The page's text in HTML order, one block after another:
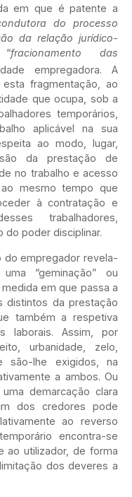
em que é patente a
do processo
da relação jurídico-
fracionamento das
empregadora. A
fragmentação, ao
que ocupa, sob a
temporários,
aplicável na sua
ao modo, lugar,
da prestação de
no trabalho e acesso
mesmo tempo que
à contratação e
trabalhadores,
poder disciplinar.
do empregador revela-
“geminação” ou
em que passa a
distintos da prestação
também a respetiva
laborais. Assim, por
urbanidade, zelo,
são-lhe exigidos, na
a ambos. Ou
demarcação clara
dos credores pode
ao reverso
encontra-se
ao utilizador, de forma
dos deveres a